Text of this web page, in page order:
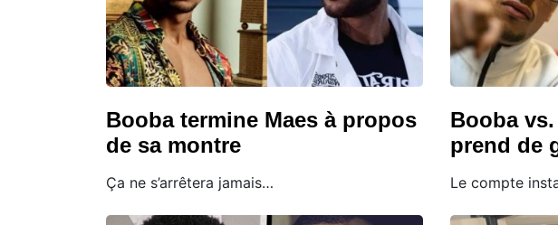
Booba termine Maes à propos
de sa montre
Ça ne s’arrêtera jamais…
Booba
prend de
Le compte